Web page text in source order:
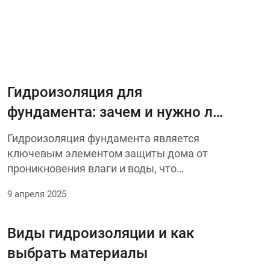
Гидроизоляция для
фундамента: зачем и нужно ли
делать
Гидроизоляция фундамента является
ключевым элементом защиты дома от
проникновения влаги и воды, что
конструкции и комфорт проживания. Вот
гидроизоляция необходима:
9 апреля 2025
Виды гидроизоляции и как
выбрать материалы